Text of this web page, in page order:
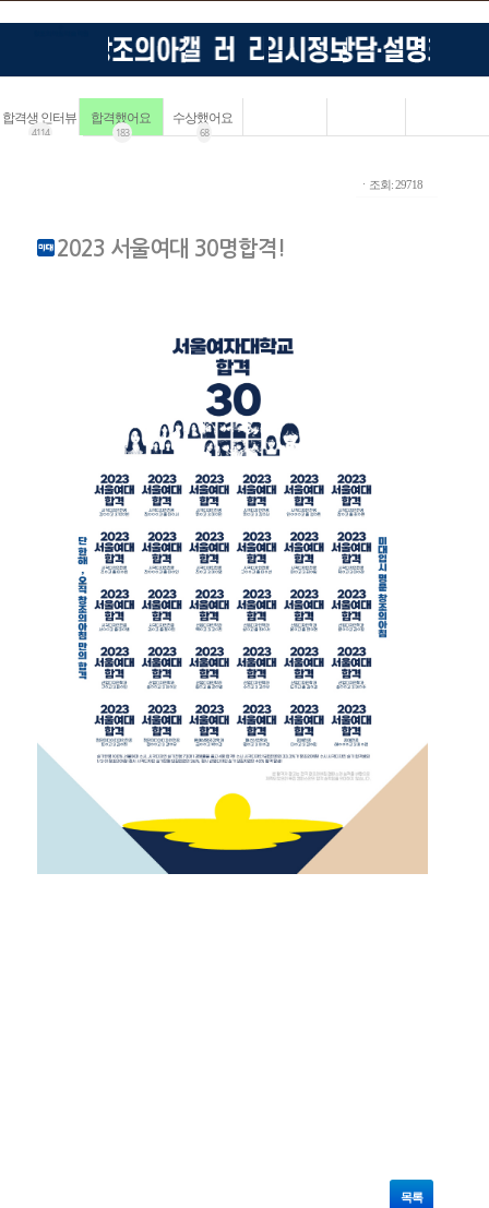
합격생 인터뷰
4114
합격했어요
183
수상했어요
68
ㆍ조회: 29718
2023 서울여대 30명합격!
목록